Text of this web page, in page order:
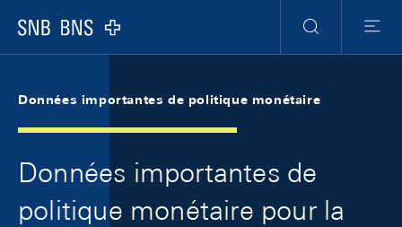
Logo
RechercheMenu
Données importantes de politique monétaire
Données importantes de
politique monétaire pour la